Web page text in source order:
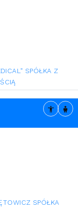
SPÓŁKA Z
SPÓŁKA